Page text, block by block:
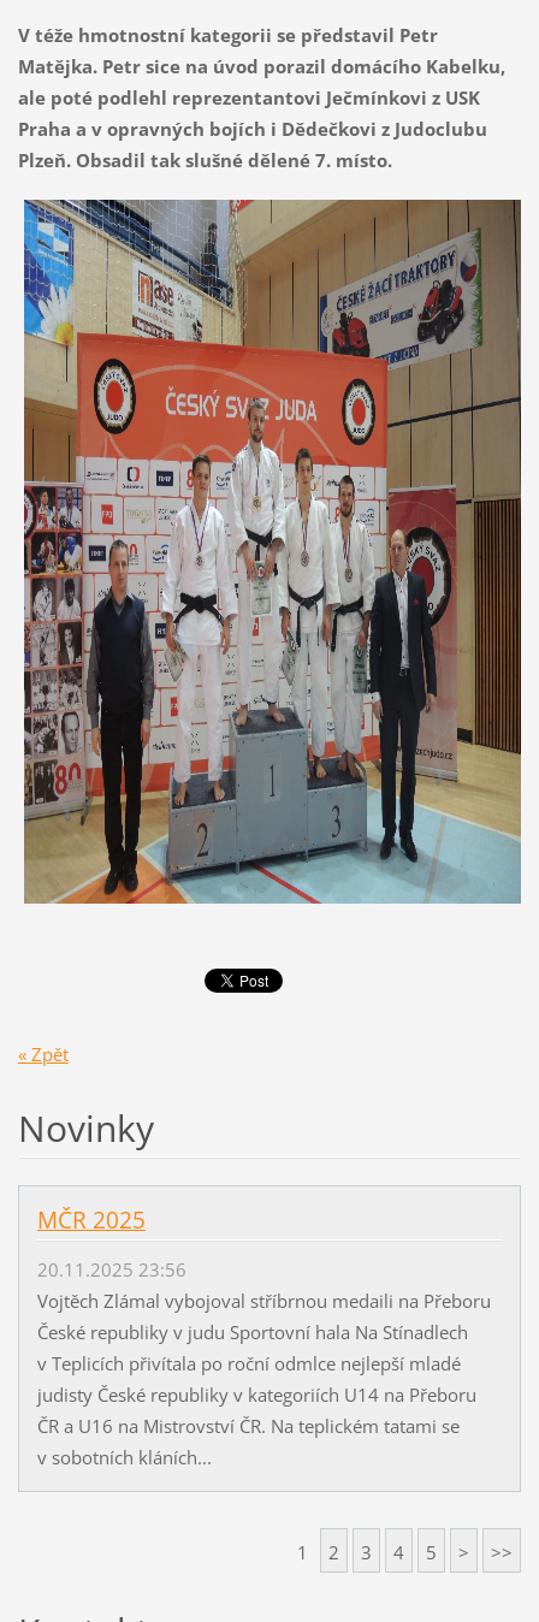
V téže hmotnostní kategorii se představil Petr
Matějka. Petr sice na úvod porazil domácího Kabelku,
ale poté podlehl reprezentantovi Ječmínkovi z USK
Praha a v opravných bojích i Dědečkovi z Judoclubu
Plzeň. Obsadil tak slušné dělené 7. místo.
« Zpět
Novinky
MČR 2025
20.11.2025 23:56
Vojtěch Zlámal vybojoval stříbrnou medaili na Přeboru
České republiky v judu Sportovní hala Na Stínadlech
v Teplicích přivítala po roční odmlce nejlepší mladé
judisty České republiky v kategoriích U14 na Přeboru
ČR a U16 na Mistrovství ČR. Na teplickém tatami se
v sobotních kláních...
1 2 3 4 5 > >>